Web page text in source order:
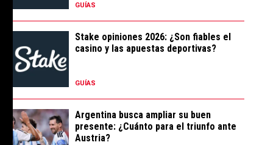
GUÍAS
Stake opiniones 2026: ¿Son fiables el
casino y las apuestas deportivas?
GUÍAS
Argentina busca ampliar su buen
presente: ¿Cuánto para el triunfo ante
Austria?